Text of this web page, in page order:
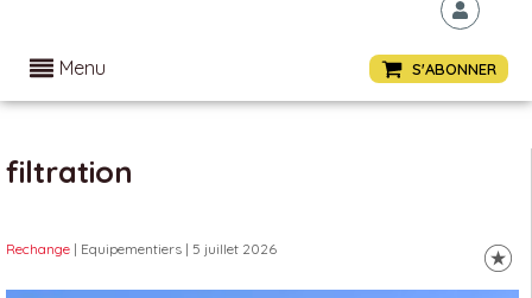
Menu S'ABONNER
filtration
Rechange | Equipementiers | 5 juillet 2026